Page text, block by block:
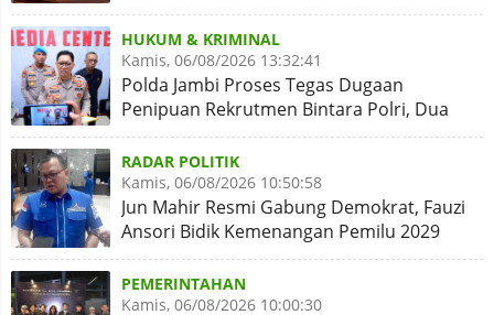
HUKUM & KRIMINAL
Kamis, 06/08/2026 13:32:41
Polda Jambi Proses Tegas Dugaan
Penipuan Rekrutmen Bintara Polri, Dua
Personel Diamankan
RADAR POLITIK
Kamis, 06/08/2026 10:50:58
Jun Mahir Resmi Gabung Demokrat, Fauzi
Ansori Bidik Kemenangan Pemilu 2029
PEMERINTAHAN
Kamis, 06/08/2026 10:00:30